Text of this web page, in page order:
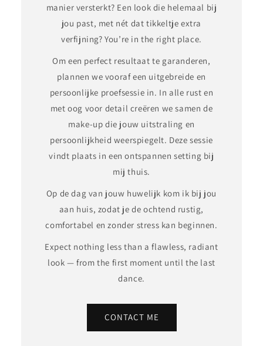
manier versterkt? Een look die helemaal bij
jou past, met nét dat tikkeltje extra
verfijning? You’re in the right place.
Om een perfect resultaat te garanderen,
plannen we vooraf een uitgebreide en
persoonlijke proefsessie in. In alle rust en
met oog voor detail creëren we samen de
make-up die jouw uitstraling en
persoonlijkheid weerspiegelt. Deze sessie
vindt plaats in een ontspannen setting bij
mij thuis.
Op de dag van jouw huwelijk kom ik bij jou
aan huis, zodat je de ochtend rustig,
comfortabel en zonder stress kan beginnen.
Expect nothing less than a flawless, radiant
look — from the first moment until the last
dance.
CONTACT ME